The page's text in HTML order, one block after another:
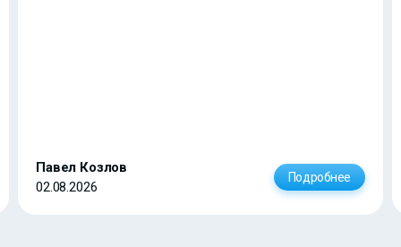
Павел Козлов
02.08.2026
Подробнее